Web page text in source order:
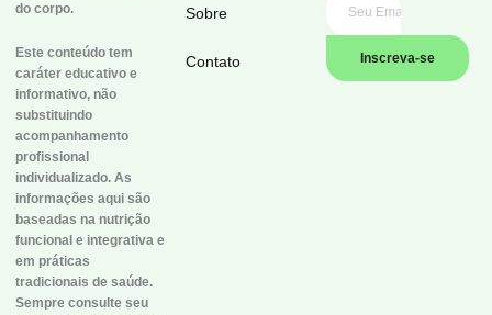
do corpo.
Este conteúdo tem
caráter educativo e
informativo, não
substituindo
acompanhamento
profissional
individualizado. As
informações aqui são
baseadas na nutrição
funcional e integrativa e
em práticas
tradicionais de saúde.
Sempre consulte seu
Sobre
Contato Inscreva-se